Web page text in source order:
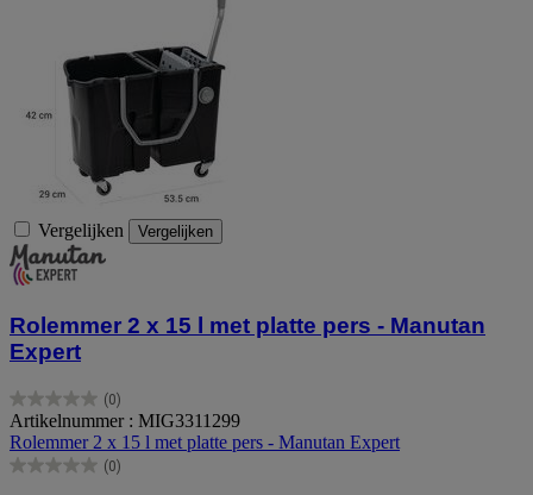
Vergelijken Vergelijken
Rolemmer 2 x 15 l met platte pers - Manutan
Expert
(0)
0.0
van
de
5
Artikelnummer : MIG3311299
Rolemmer 2 x 15 l met platte pers - Manutan Expert
(0)
0.0